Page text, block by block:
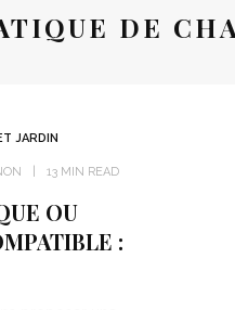
DE
JARDIN
13 MIN READ
OU
: